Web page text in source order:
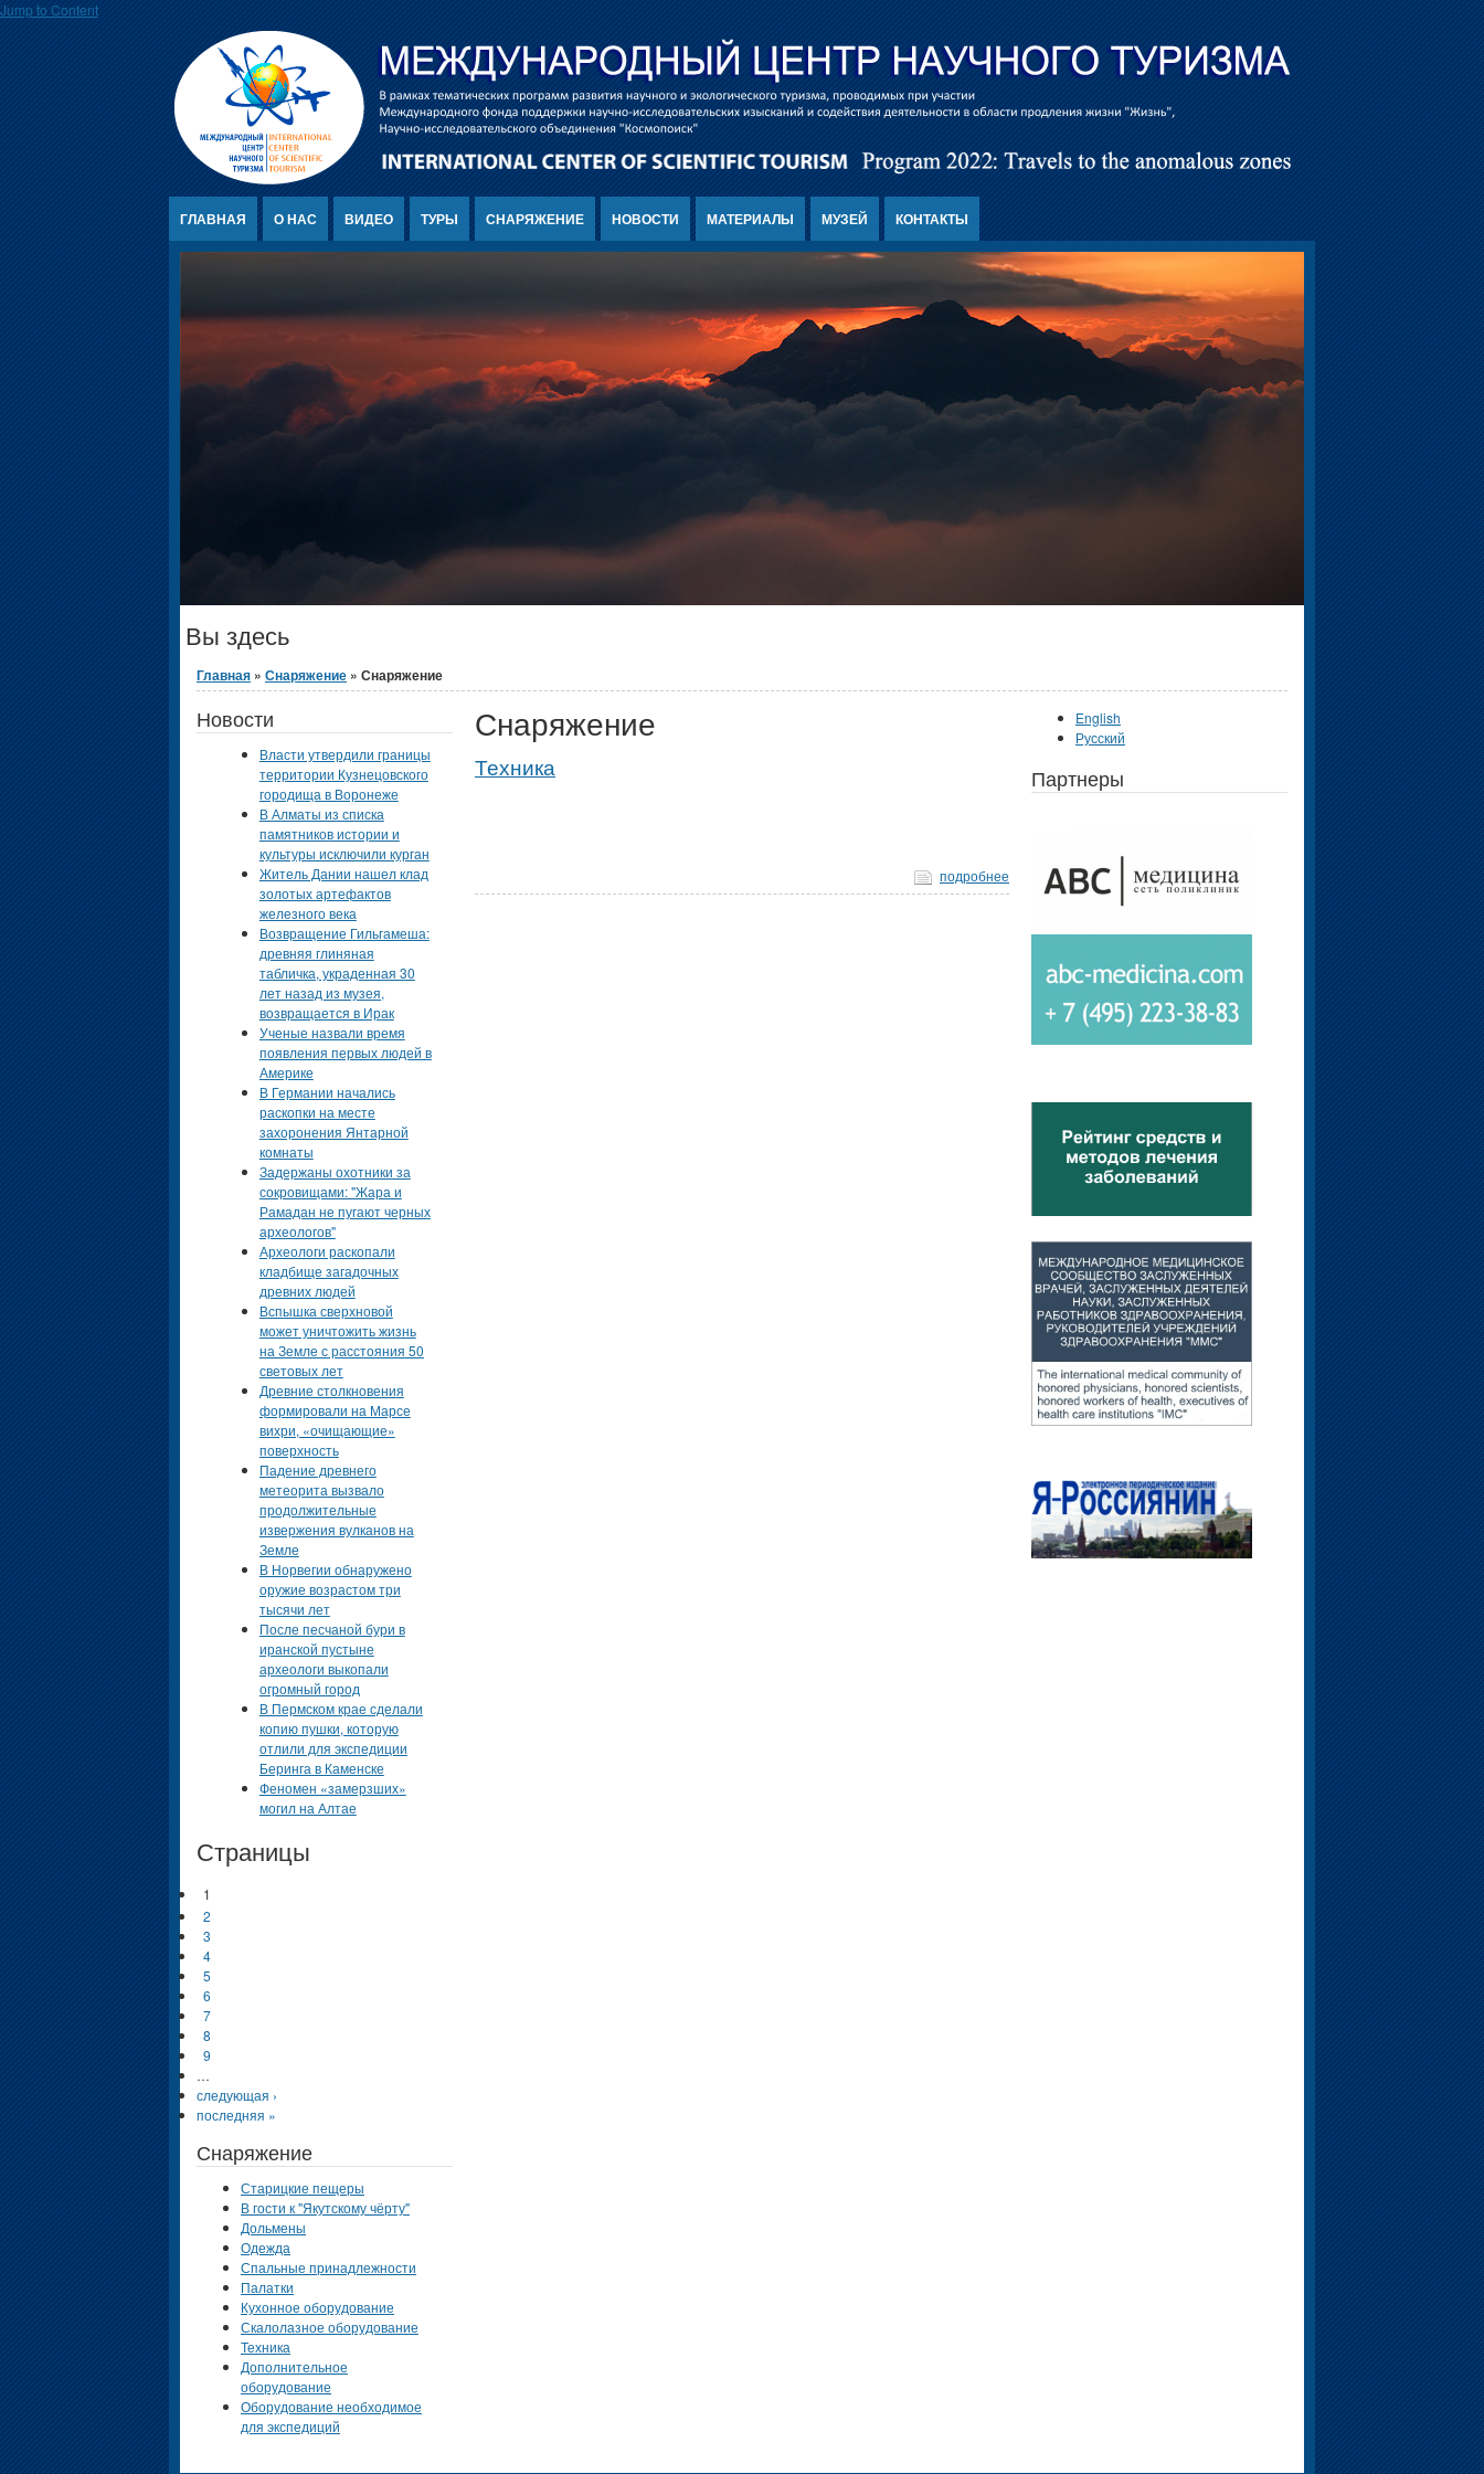
Jump to Content
ГЛАВНАЯ О НАС ВИДЕО ТУРЫ СНАРЯЖЕНИЕ НОВОСТИ МАТЕРИАЛЫ МУЗЕЙ КОНТАКТЫ
Вы здесь
Главная » Снаряжение » Снаряжение
Снаряжение
Техника
подробнее
Новости
Власти утвердили границы
территории Кузнецовского
городища в Воронеже
В Алматы из списка
памятников истории и
культуры исключили курган
Житель Дании нашел клад
золотых артефактов
железного века
Возвращение Гильгамеша:
древняя глиняная
табличка, украденная 30
лет назад из музея,
возвращается в Ирак
Ученые назвали время
появления первых людей в
Америке
В Германии начались
раскопки на месте
захоронения Янтарной
комнаты
Задержаны охотники за
сокровищами: "Жара и
Рамадан не пугают черных
археологов"
Археологи раскопали
кладбище загадочных
древних людей
Вспышка сверхновой
может уничтожить жизнь
на Земле с расстояния 50
световых лет
Древние столкновения
формировали на Марсе
вихри, «очищающие»
поверхность
Падение древнего
метеорита вызвало
продолжительные
извержения вулканов на
Земле
В Норвегии обнаружено
оружие возрастом три
тысячи лет
После песчаной бури в
иранской пустыне
археологи выкопали
огромный город
В Пермском крае сделали
копию пушки, которую
отлили для экспедиции
Беринга в Каменске
Феномен «замерзших»
могил на Алтае
Страницы
1
2
3
4
5
6
7
8
9
…
следующая ›
последняя »
Снаряжение
Старицкие пещеры
В гости к "Якутскому чёрту"
Дольмены
Одежда
Спальные принадлежности
Палатки
Кухонное оборудование
Скалолазное оборудование
Техника
Дополнительное
оборудование
Оборудование необходимое
для экспедиций
English
Русский
Партнеры